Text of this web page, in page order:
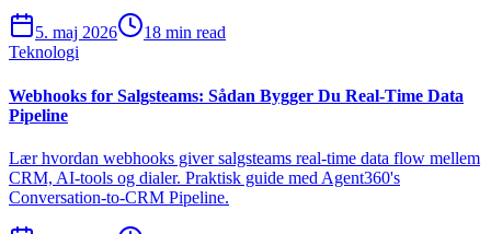
5. maj 2026
18 min read
Teknologi
Webhooks for Salgsteams: Sådan Bygger Du Real-Time Data
Pipeline
Lær hvordan webhooks giver salgsteams real-time data flow mellem
CRM, AI-tools og dialer. Praktisk guide med Agent360's
Conversation-to-CRM Pipeline.